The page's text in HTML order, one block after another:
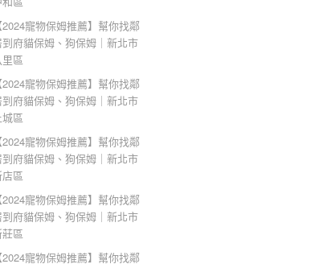
2024寵物保姆推薦】幫你找鄰
到府貓保姆、狗保姆｜新北市
里區
2024寵物保姆推薦】幫你找鄰
到府貓保姆、狗保姆｜新北市
城區
2024寵物保姆推薦】幫你找鄰
到府貓保姆、狗保姆｜新北市
區
2024寵物保姆推薦】幫你找鄰
到府貓保姆、狗保姆｜新北市
區
2024寵物保姆推薦】幫你找鄰